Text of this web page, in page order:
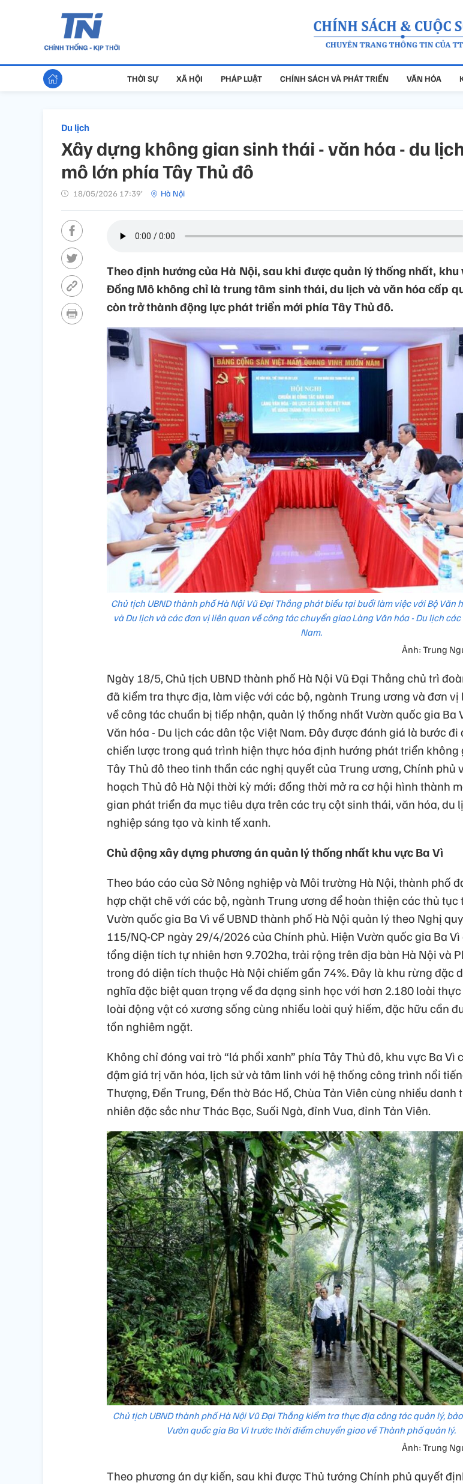
THỜI SỰ XÃ HỘI PHÁP LUẬT CHÍNH SÁCH VÀ PHÁT TRIỂN VĂN HÓA
Du lịch
Xây dựng không gian sinh thái - văn hóa - du
mô lớn phía Tây Thủ đô
18/05/2026 17:39’ Hà Nội
Theo định hướng của Hà Nội, sau khi được quản lý thống nhất, khu
Đồng Mô không chỉ là trung tâm sinh thái, du lịch và văn hóa cấp
còn trở thành động lực phát triển mới phía Tây Thủ đô.
Chủ tịch UBND thành phố Hà Nội Vũ Đại Thắng phát biểu tại buổi làm việc với Bộ Văn
và Du lịch và các đơn vị liên quan về công tác chuyển giao Làng Văn hóa - Du lịch
Nam.
Ảnh: Trung
Ngày 18/5, Chủ tịch UBND thành phố Hà Nội Vũ Đại Thắng chủ trì
đã kiểm tra thực địa, làm việc với các bộ, ngành Trung ương và đơn vị
về công tác chuẩn bị tiếp nhận, quản lý thống nhất Vườn quốc gia Ba
Văn hóa - Du lịch các dân tộc Việt Nam. Đây được đánh giá là bước đi
chiến lược trong quá trình hiện thực hóa định hướng phát triển không
Tây Thủ đô theo tinh thần các nghị quyết của Trung ương, Chính phủ
hoạch Thủ đô Hà Nội thời kỳ mới; đồng thời mở ra cơ hội hình thành
gian phát triển đa mục tiêu dựa trên các trụ cột sinh thái, văn hóa, du
nghiệp sáng tạo và kinh tế xanh.
Chủ động xây dựng phương án quản lý thống nhất khu vực Ba Vì
Theo báo cáo của Sở Nông nghiệp và Môi trường Hà Nội, thành phố
hợp chặt chẽ với các bộ, ngành Trung ương để hoàn thiện các thủ tục
Vườn quốc gia Ba Vì về UBND thành phố Hà Nội quản lý theo Nghị
115/NQ-CP ngày 29/4/2026 của Chính phủ. Hiện Vườn quốc gia Ba
tổng diện tích tự nhiên hơn 9.702ha, trải rộng trên địa bàn Hà Nội và
trong đó diện tích thuộc Hà Nội chiếm gần 74%. Đây là khu rừng đặc
nghĩa đặc biệt quan trọng về đa dạng sinh học với hơn 2.180 loài
loài động vật có xương sống cùng nhiều loài quý hiếm, đặc hữu cần
tồn nghiêm ngặt.
Không chỉ đóng vai trò “lá phổi xanh” phía Tây Thủ đô, khu vực Ba Vì
đậm giá trị văn hóa, lịch sử và tâm linh với hệ thống công trình nổi
Thượng, Đền Trung, Đền thờ Bác Hồ, Chùa Tản Viên cùng nhiều danh
nhiên đặc sắc như Thác Bạc, Suối Ngà, đỉnh Vua, đỉnh Tản Viên.
Chủ tịch UBND thành phố Hà Nội Vũ Đại Thắng kiểm tra thực địa công tác quản lý,
Vườn quốc gia Ba Vì trước thời điểm chuyển giao về Thành phố quản lý.
Ảnh: Trung
Theo phương án dự kiến, sau khi được Thủ tướng Chính phủ quyết